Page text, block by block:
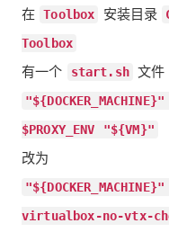
在 Toolbox 安装目录
Toolbox
有一个 start.sh 文件
$PROXY_ENV "${VM}"
改为
virtualbox-no-vtx-